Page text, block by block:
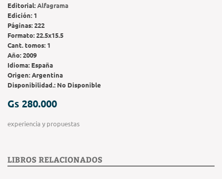
Editorial:Alfagrama
Edición: 1
Páginas:222
Formato:22.5x15.5
Cant. tomos: 1
Año:2009
Idioma: España
Origen:Argentina
Disponibilidad.: No Disponible
Gs 280.000
experiencia y propuestas
LIBROS RELACIONADOS